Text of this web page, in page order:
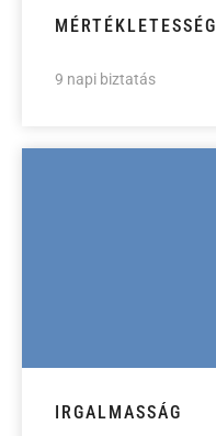
MÉRTÉKLETESSÉG
9 napi biztatás
IRGALMASSÁG